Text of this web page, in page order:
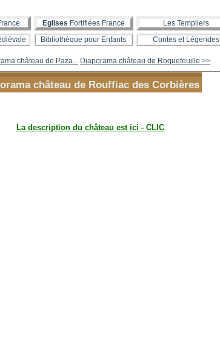
Eglises Fortifiées France Les Templiers
Bibliothèque pour Enfants Contes et Légendes
château de Paza... Diaporama château de Roquefeuille >>
château de Rouffiac des Corbières
La description du château est ici - CLIC